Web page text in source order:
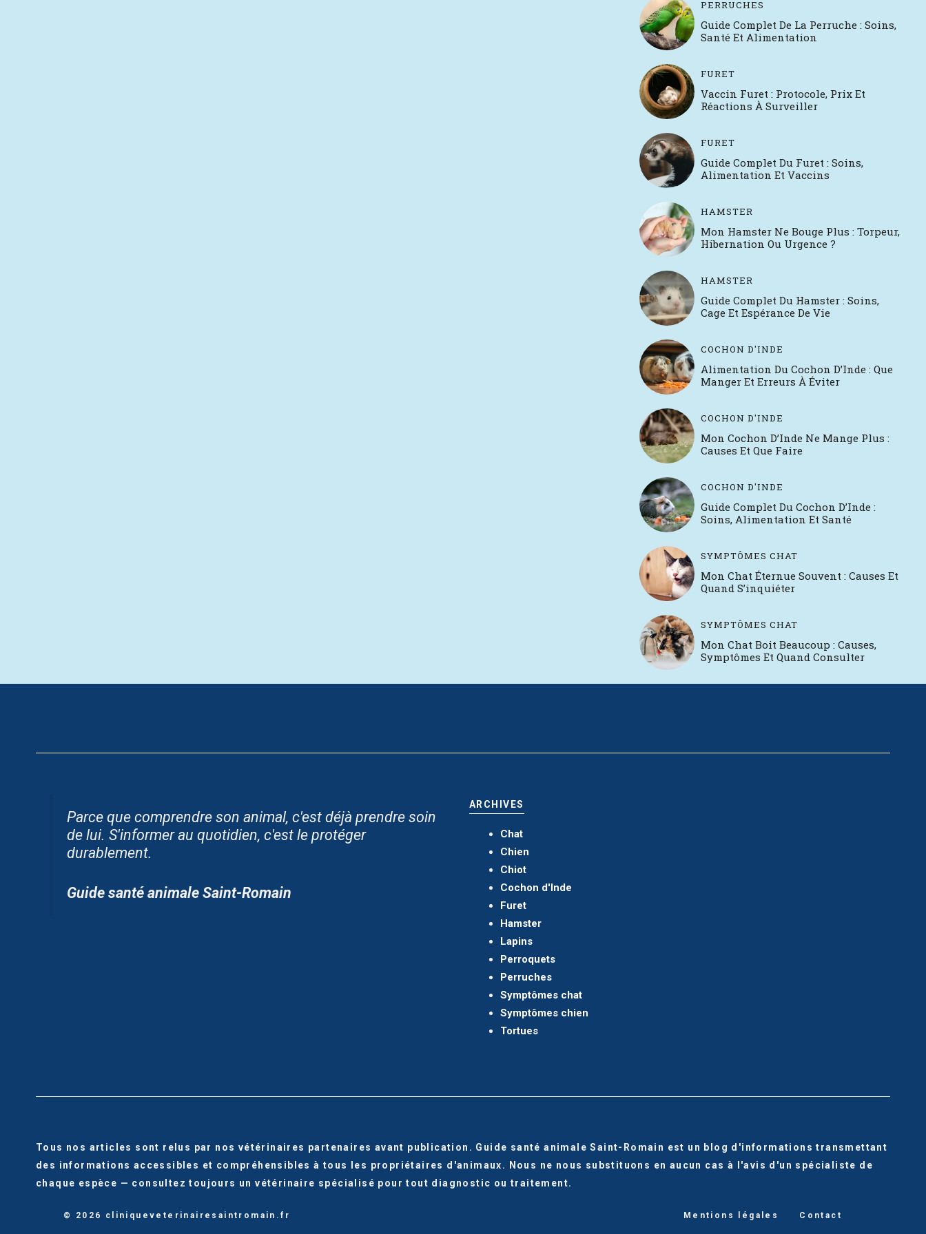
PERRUCHES
Guide Complet De La Perruche : Soins,
Santé Et Alimentation
FURET
Vaccin Furet : Protocole, Prix Et
Réactions À Surveiller
FURET
Guide Complet Du Furet : Soins,
Alimentation Et Vaccins
HAMSTER
Mon Hamster Ne Bouge Plus : Torpeur,
Hibernation Ou Urgence ?
HAMSTER
Guide Complet Du Hamster : Soins,
Cage Et Espérance De Vie
COCHON D'INDE
Alimentation Du Cochon D’Inde : Que
Manger Et Erreurs À Éviter
COCHON D'INDE
Mon Cochon D’Inde Ne Mange Plus :
Causes Et Que Faire
COCHON D'INDE
Guide Complet Du Cochon D’Inde :
Soins, Alimentation Et Santé
SYMPTÔMES CHAT
Mon Chat Éternue Souvent : Causes Et
Quand S’inquiéter
SYMPTÔMES CHAT
Mon Chat Boit Beaucoup : Causes,
Symptômes Et Quand Consulter
Parce que comprendre son animal, c'est déjà prendre soin
de lui. S'informer au quotidien, c'est le protéger
durablement.
Guide santé animale Saint-Romain
ARCHIVES
Chat
Chien
Chiot
Cochon d'Inde
Furet
Hamster
Lapins
Perroquets
Perruches
Symptômes chat
Symptômes chien
Tortues
Tous nos articles sont relus par nos vétérinaires partenaires avant publication. Guide santé animale Saint-Romain est un blog d'informations transmettant
des informations accessibles et compréhensibles à tous les propriétaires d'animaux. Nous ne nous substituons en aucun cas à l'avis d'un spécialiste de
chaque espèce — consultez toujours un vétérinaire spécialisé pour tout diagnostic ou traitement.
© 2026 cliniqueveterinairesaintromain.fr Mentions légales Contact